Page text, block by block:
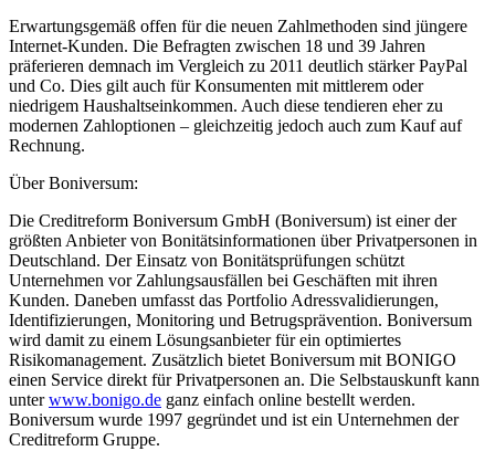
Erwartungsgemäß offen für die neuen Zahlmethoden sind jüngere
Internet-Kunden. Die Befragten zwischen 18 und 39 Jahren
präferieren demnach im Vergleich zu 2011 deutlich stärker PayPal
und Co. Dies gilt auch für Konsumenten mit mittlerem oder
niedrigem Haushaltseinkommen. Auch diese tendieren eher zu
modernen Zahloptionen – gleichzeitig jedoch auch zum Kauf auf
Rechnung.
Über Boniversum:
Die Creditreform Boniversum GmbH (Boniversum) ist einer der
größten Anbieter von Bonitätsinformationen über Privatpersonen in
Deutschland. Der Einsatz von Bonitätsprüfungen schützt
Unternehmen vor Zahlungsausfällen bei Geschäften mit ihren
Kunden. Daneben umfasst das Portfolio Adressvalidierungen,
Identifizierungen, Monitoring und Betrugsprävention. Boniversum
wird damit zu einem Lösungsanbieter für ein optimiertes
Risikomanagement. Zusätzlich bietet Boniversum mit BONIGO
einen Service direkt für Privatpersonen an. Die Selbstauskunft kann
unterwww.bonigo.de ganz einfach online bestellt werden.
Boniversum wurde 1997 gegründet und ist ein Unternehmen der
Creditreform Gruppe.